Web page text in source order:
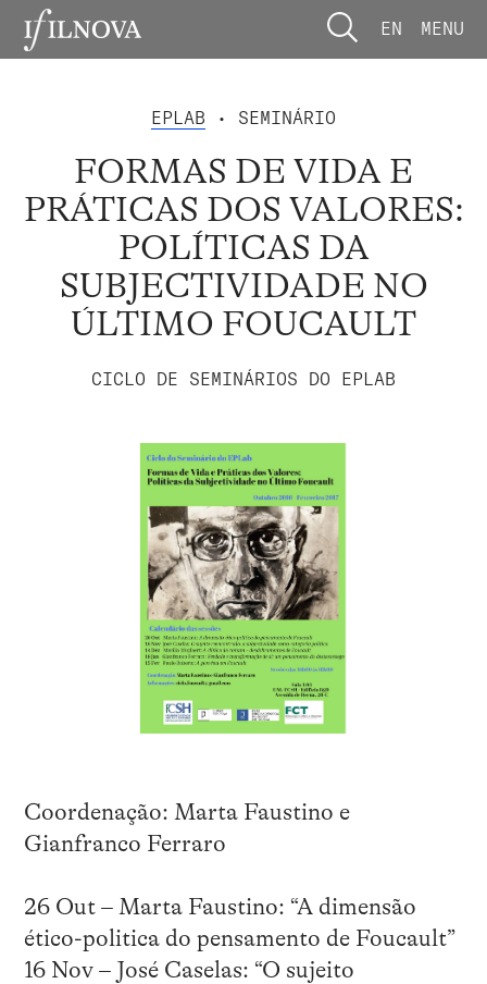
EN MENU
EPLAB • SEMINÁRIO
FORMAS DE VIDA E
PRÁTICAS DOS VALORES:
POLÍTICAS DA
SUBJECTIVIDADE NO
ÚLTIMO FOUCAULT
CICLO DE SEMINÁRIOS DO EPLAB
Coordenação: Marta Faustino e
Gianfranco Ferraro
26 Out – Marta Faustino: “A dimensão
ético-politica do pensamento de Foucault”
16 Nov – José Caselas: “O sujeito